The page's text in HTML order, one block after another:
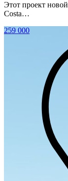
Этот проект
Costa…
259 000